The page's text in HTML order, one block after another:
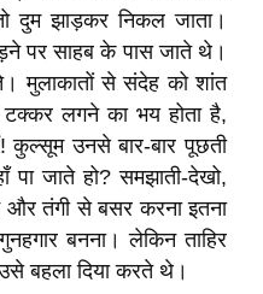
दुम झाड़कर निकल जाता।
पर साहब के पास जाते थे।
मुलाकातों से संदेह को शांत
लगने का भय होता है,
उनसे बार-बार पूछती
जाते हो? समझाती-देखो,
तंगी से बसर करना इतना
बनना। लेकिन ताहिर
बहला दिया करते थे।